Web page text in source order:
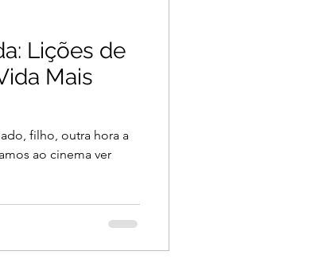
Lições de
Mais
filho, outra hora a
ao cinema ver